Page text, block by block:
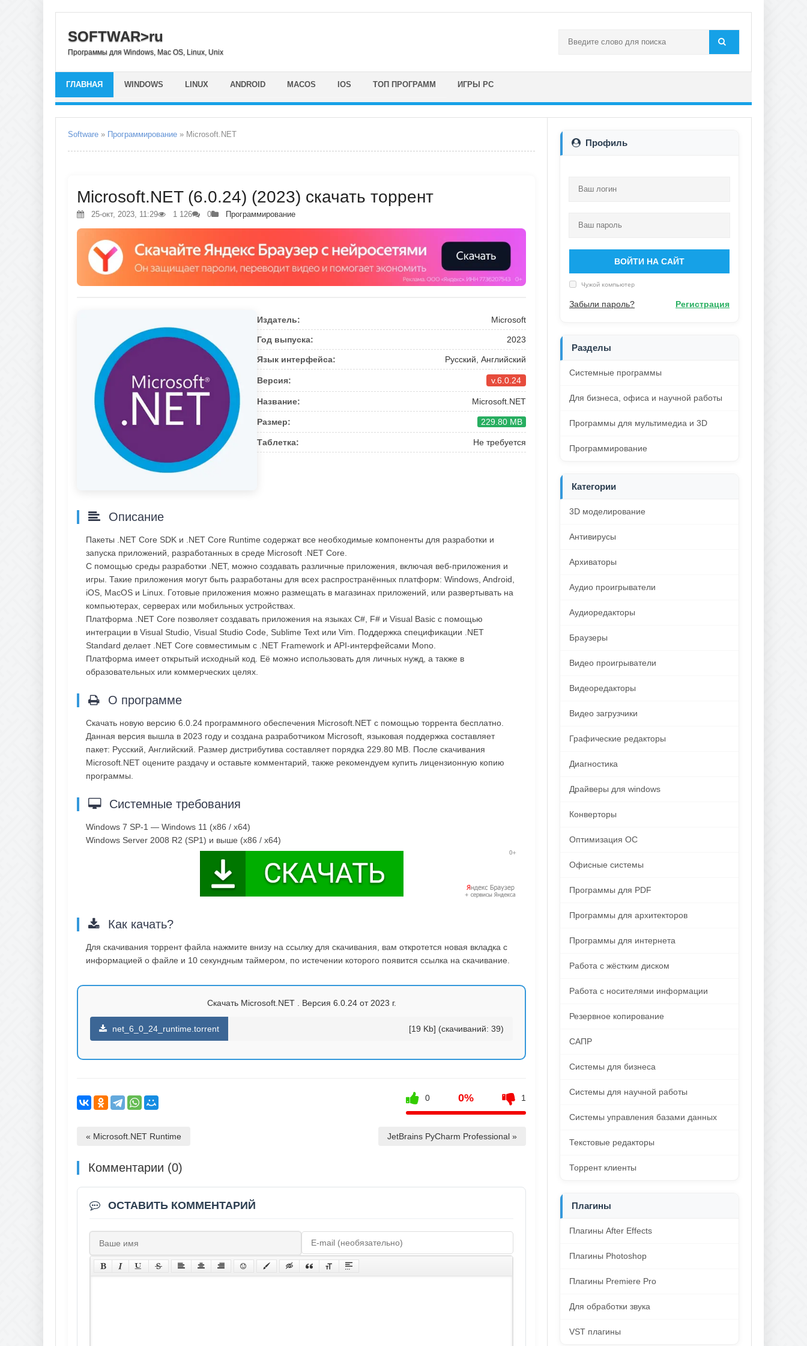
SOFTWAR>ru
Программы для Windows, Mac OS, Linux, Unix
ГЛАВНАЯ WINDOWS LINUX ANDROID MACOS IOS ТОП ПРОГРАММ ИГРЫ PC
Software » Программирование » Microsoft.NET
Microsoft.NET (6.0.24) (2023) скачать торрент
25-окт, 2023, 11:29 1 126 0 Программирование
Издатель: Microsoft
Год выпуска: 2023
Язык интерфейса: Русский, Английский
Версия: v.6.0.24
Название: Microsoft.NET
Размер: 229.80 MB
Таблетка: Не требуется
Описание
Пакеты .NET Core SDK и .NET Core Runtime содержат все необходимые компоненты для разработки и
запуска приложений, разработанных в среде Microsoft .NET Core.
С помощью среды разработки .NET, можно создавать различные приложения, включая веб-приложения и
игры. Такие приложения могут быть разработаны для всех распространённых платформ: Windows, Android,
iOS, MacOS и Linux. Готовые приложения можно размещать в магазинах приложений, или развертывать на
компьютерах, серверах или мобильных устройствах.
Платформа .NET Core позволяет создавать приложения на языках C#, F# и Visual Basic с помощью
интеграции в Visual Studio, Visual Studio Code, Sublime Text или Vim. Поддержка спецификации .NET
Standard делает .NET Core совместимым с .NET Framework и API-интерфейсами Mono.
Платформа имеет открытый исходный код. Её можно использовать для личных нужд, а также в
образовательных или коммерческих целях.
О программе
Скачать новую версию 6.0.24 программного обеспечения Microsoft.NET с помощью торрента бесплатно.
Данная версия вышла в 2023 году и создана разработчиком Microsoft, языковая поддержка составляет
пакет: Русский, Английский. Размер дистрибутива составляет порядка 229.80 MB. После скачивания
Microsoft.NET оцените раздачу и оставьте комментарий, также рекомендуем купить лицензионную копию
программы.
Системные требования
Windows 7 SP-1 — Windows 11 (x86 / x64)
Windows Server 2008 R2 (SP1) и выше (x86 / x64)
Как качать?
Для скачивания торрент файла нажмите внизу на ссылку для скачивания, вам откротется новая вкладка с
информацией о файле и 10 секундным таймером, по истечении которого появится ссылка на скачивание.
Скачать Microsoft.NET . Версия 6.0.24 от 2023 г.
net_6_0_24_runtime.torrent [19 Kb] (cкачиваний: 39)
0 0% 1
« Microsoft.NET Runtime JetBrains PyCharm Professional »
Комментарии (0)
ОСТАВИТЬ КОММЕНТАРИЙ
Профиль
ВОЙТИ НА САЙТ
Чужой компьютер
Забыли пароль? Регистрация
Разделы
Системные программы
Для бизнеса, офиса и научной работы
Программы для мультимедиа и 3D
Программирование
Категории
3D моделирование
Антивирусы
Архиваторы
Аудио проигрыватели
Аудиоредакторы
Браузеры
Видео проигрыватели
Видеоредакторы
Видео загрузчики
Графические редакторы
Диагностика
Драйверы для windows
Конверторы
Оптимизация ОС
Офисные системы
Программы для PDF
Программы для архитекторов
Программы для интернета
Работа с жёстким диском
Работа с носителями информации
Резервное копирование
САПР
Системы для бизнеса
Системы для научной работы
Системы управления базами данных
Текстовые редакторы
Торрент клиенты
Плагины
Плагины After Effects
Плагины Photoshop
Плагины Premiere Pro
Для обработки звука
VST плагины